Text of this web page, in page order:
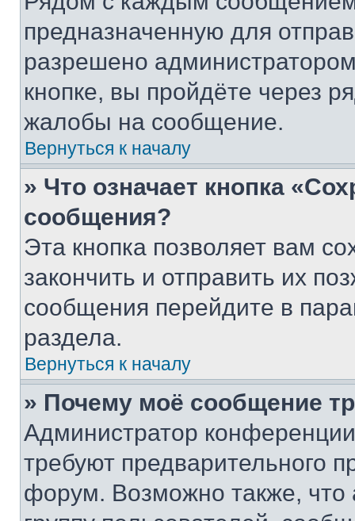
предназначенную для
разрешено
кнопке, вы пройдёте через
жалобы на сообщение.
Вернуться к началу
» Что означает кнопка
сообщения?
Эта кнопка позволяет вам
закончить и отправить их
сообщения перейдите в
раздела.
Вернуться к началу
» Почему моё сообщение
Администратор
требуют предварительного
форум. Возможно также, что